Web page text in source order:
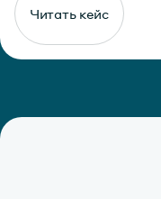
Читать кейс